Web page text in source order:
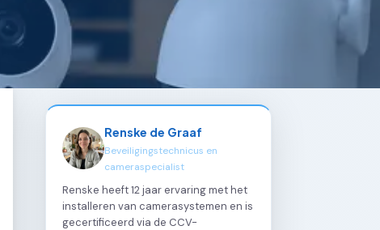
Renske de Graaf
Beveiligingstechnicus en
cameraspecialist
Renske heeft 12 jaar ervaring met het
installeren van camerasystemen en is
gecertificeerd via de CCV-